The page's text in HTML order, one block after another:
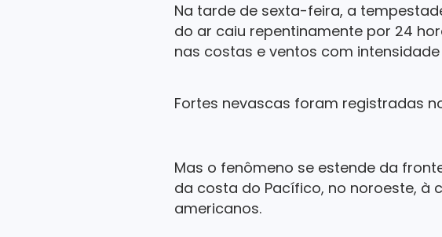
Na tarde de sexta-feira, a
do ar caiu repentinamente por 24
nas costas e ventos com
Fortes nevascas foram registradas
Mas o fenômeno se estende da
da costa do Pacífico, no noroeste,
americanos.